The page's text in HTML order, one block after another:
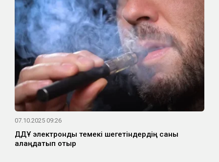
07.10.2025 09:26
ДДҰ электронды темекі шегетіндердің саны
алаңдатып отыр